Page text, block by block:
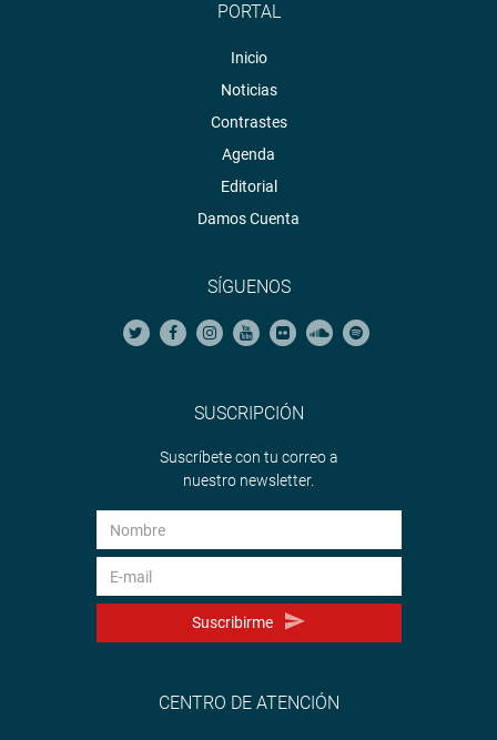
PORTAL
Inicio
Noticias
Contrastes
Agenda
Editorial
Damos Cuenta
SÍGUENOS
SUSCRIPCIÓN
Suscríbete con tu correo a
nuestro newsletter.
Suscribirme
CENTRO DE ATENCIÓN